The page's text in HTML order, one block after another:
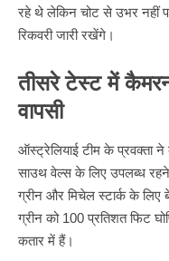
रहे थे लेकिन चोट से उभर नहीं
रिकवरी जारी रखेंगे।
तीसरे टेस्ट में
वापसी
ऑस्ट्रेलियाईटीम के प्रवक्ता
साउथ वेल्स के लिए उपलब्ध
ग्रीन और मिचेल स्टार्क के
ग्रीन को 100 प्रतिशत फिट
कतार में हैं।